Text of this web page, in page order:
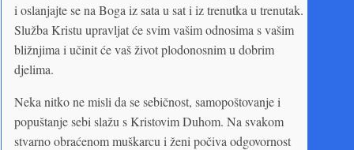
i oslanjajte se na Boga iz sata u sat i iz trenutka u trenutak.
Služba Kristu upravljat će svim vašim odnosima s vašim
bližnjima i učinit će vaš život plodonosnim u dobrim
djelima.
Neka nitko ne misli da se sebičnost, samopoštovanje i
popuštanje sebi slažu s Kristovim Duhom. Na svakom
stvarno obraćenom muškarcu i ženi počiva odgovornost